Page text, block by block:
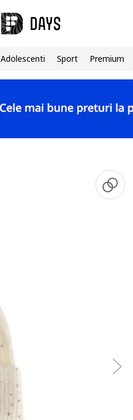
Adolescenti Sport Premium